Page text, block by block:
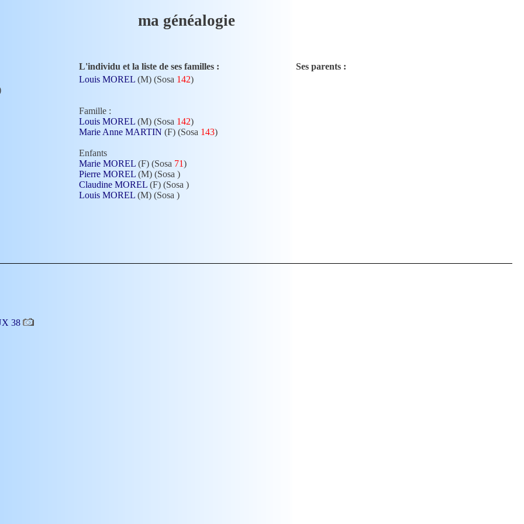
ma généalogie
L'individu et la liste de ses familles :
Ses parents :
Louis MOREL (M) (Sosa 142)
Famille :
Louis MOREL (M) (Sosa 142)
Marie Anne MARTIN (F) (Sosa 143)
Enfants
Marie MOREL (F) (Sosa 71)
Pierre MOREL (M) (Sosa )
Claudine MOREL (F) (Sosa )
Louis MOREL (M) (Sosa )
38